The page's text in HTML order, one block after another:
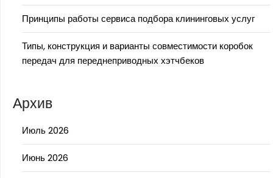
Принципы работы сервиса подбора клининговых услуг
Типы, конструкция и варианты совместимости коробок
передач для переднеприводных хэтчбеков
Архив
Июль 2026
Июнь 2026